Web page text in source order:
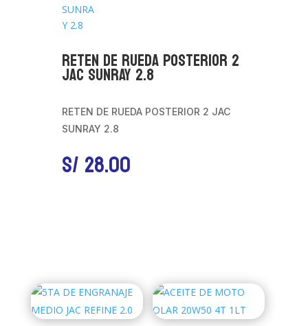
RETEN DE RUEDA POSTERIOR 2
JAC SUNRAY 2.8
RETEN DE RUEDA POSTERIOR 2 JAC
SUNRAY 2.8
S/28.00